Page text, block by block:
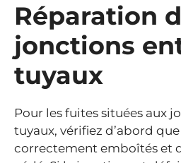
Réparation
jonctions
tuyaux
Pour les fuites situées aux
tuyaux, vérifiez d’abord
correctement emboîtés et